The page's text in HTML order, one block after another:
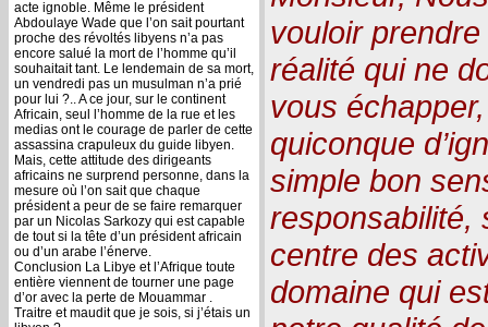
acte ignoble. Même le président
Abdoulaye Wade que l’on sait pourtant
proche des révoltés libyens n’a pas
encore salué la mort de l’homme qu’il
souhaitait tant. Le lendemain de sa mort,
un vendredi pas un musulman n’a prié
pour lui ?.. A ce jour, sur le continent
Africain, seul l’homme de la rue et les
medias ont le courage de parler de cette
assassina crapuleux du guide libyen.
Mais, cette attitude des dirigeants
africains ne surprend personne, dans la
mesure où l’on sait que chaque
président a peur de se faire remarquer
par un Nicolas Sarkozy qui est capable
de tout si la tête d’un président africain
ou d’un arabe l’énerve.
Conclusion La Libye et l’Afrique toute
entière viennent de tourner une page
d’or avec la perte de Mouammar .
Traitre et maudit que je sois, si j’étais un
vouloir prendre
réalité qui ne
vous
quiconque
simple bon
responsabilité,
centre des
domaine qui